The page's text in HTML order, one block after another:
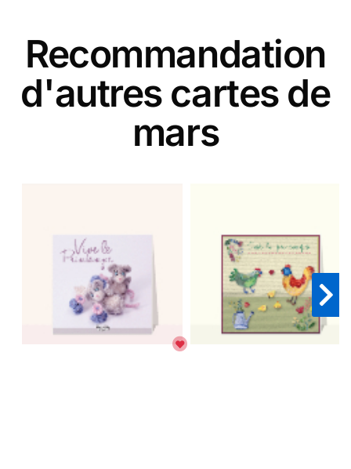
Recommandation
d'autres cartes de
mars